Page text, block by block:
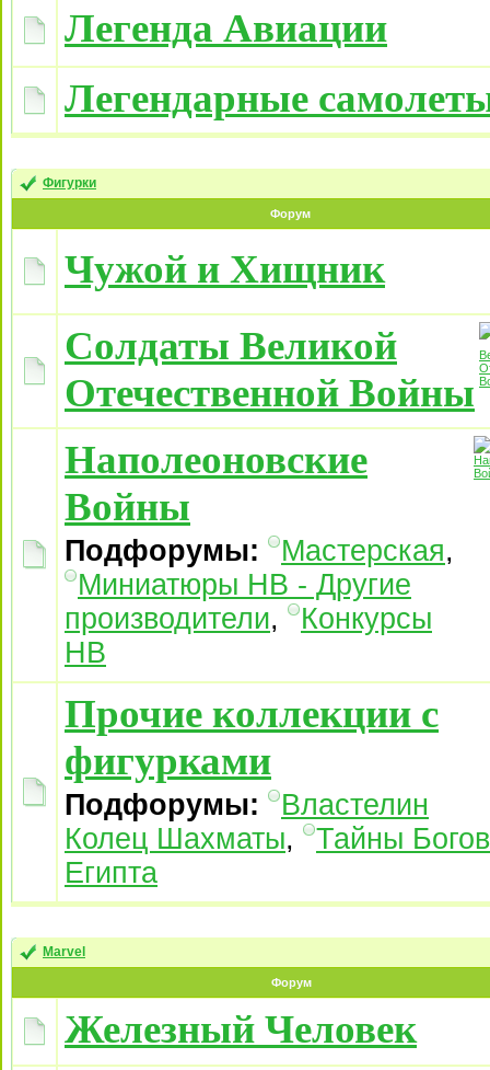
Легенда Авиации
Легендарные
Фигурки
Форум
Чужой и Хищник
Солдаты Великой
Отечественной Войны
Наполеоновские
Войны
Подфорумы: Мастерская,
Миниатюры НВ - Другие
производители,
Конкурсы
НВ
Прочие коллекции с
фигурками
Подфорумы:
Властелин
Колец Шахматы,
Тайны Богов
Египта
Marvel
Форум
Железный Человек